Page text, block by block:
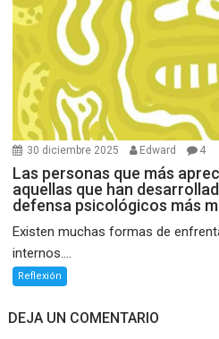
30 diciembre 2025 Edward 4
Las personas que más
aquellas que han
defensa psicológicos más
Existen muchas formas de
internos....
Reflexión
DEJA UN COMENTARIO